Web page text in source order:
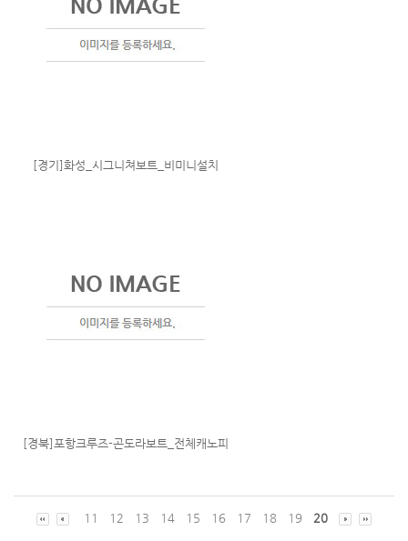
[경기]화성_시그니쳐보트_비미니설치
[경북]포항크루즈-곤도라보트_전체캐노피
11 12 13 14 15 16 17 18 19 20